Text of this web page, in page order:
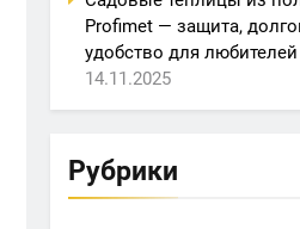
Profimet — защита,
удобство для
14.11.2025
Рубрики